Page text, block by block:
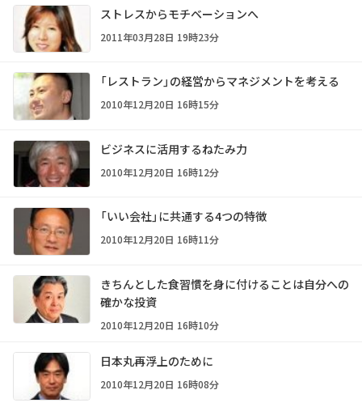
ストレスからモチベーションへ
2011年03月28日 19時23分
「レストラン」の経営からマネジメントを考える
2010年12月20日 16時15分
ビジネスに活用するねたみ力
2010年12月20日 16時12分
「いい会社」に共通する4つの特徴
2010年12月20日 16時11分
きちんとした食習慣を身に付けることは自分への
確かな投資
2010年12月20日 16時10分
日本丸再浮上のために
2010年12月20日 16時08分